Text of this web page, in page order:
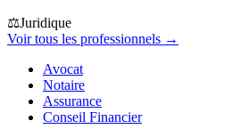
⚖️Juridique
Voir tous les professionnels →
Avocat
Notaire
Assurance
Conseil Financier